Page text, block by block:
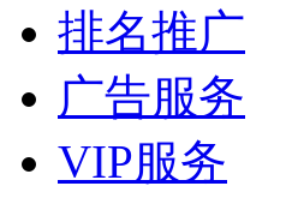
排名推广
广告服务
VIP服务